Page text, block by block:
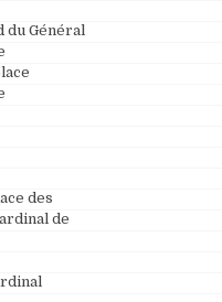
du Général
des
de